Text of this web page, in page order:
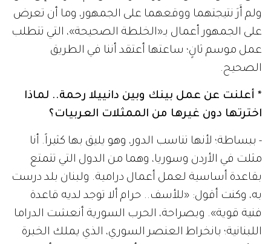
ولم أَرَ نتيجتهما ووقعهما على الجمهور، وما أن تعرض
على الجمهور أعمال بـ«الخلطة الصحيحة»، التي تتطلب
عمل موسم ثانٍ؛ ساعتها أعتقد أننا في الطريق
الصحيح.
* أعلنت عن عمل بينك وبين دانييلا رحمة.. لماذا
اخترتها دون غيرها من الممثلات العربيات؟
- ببساطة؛ لأنها تناسب الدور، وهو يليق بها كثيراً. أنا
مثلت في الأردن وسوريا، وهما من الدول التي تتمتع
بقاعدة أساسية لعمل أعمال درامية. ولبنان بلد درست
به، وكنت أقول: «للأسف.. حرام ألا توجد لديه قاعدة
فنية قوية». وبصراحة، الحرب السورية أنعشت الدراما
اللبنانية؛ بانخراط العنصر السوري، الذي يملك الخبرة